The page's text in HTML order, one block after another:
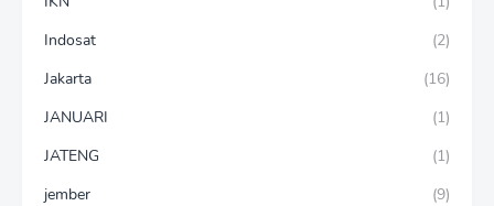
Indosat
(2)
Jakarta
(16)
JANUARI
(1)
JATENG
(1)
jember
(9)